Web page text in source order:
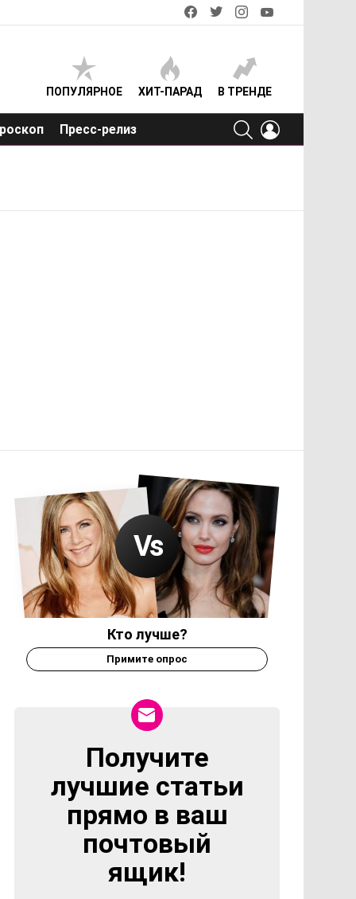
facebooktwitterinstagram
ПОПУЛЯРНОЕ ХИТ-ПАРАД В ТРЕНДЕ
Пресс-релиз
SEARCH
Кто лучше?
Примите опрос
NEWSLETTER
Получите
лучшие статьи
прямо в ваш
почтовый
ящик!